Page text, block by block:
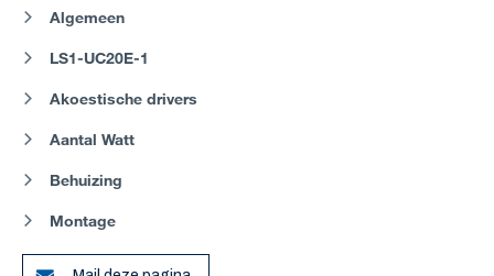
Algemeen
LS1-UC20E-1
Akoestische drivers
Aantal Watt
Behuizing
Montage